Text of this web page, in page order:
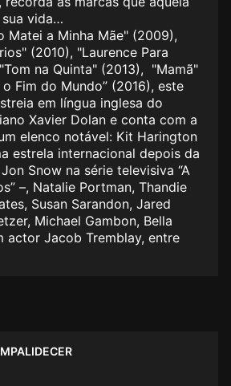
vida…
Matei a Minha Mãe" (2009),
(2010), "Laurence Para
na Quinta" (2013), "Mamã"
o Fim do Mundo” (2016), este
em língua inglesa do
Xavier Dolan e conta com a
elenco notável: Kit Harington
estrela internacional depois da
Snow na série televisiva “A
–, Natalie Portman, Thandie
Susan Sarandon, Jared
Michael Gambon, Bella
actor Jacob Tremblay, entre